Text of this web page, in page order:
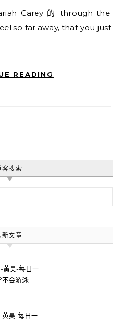
Carey 的 through the
so far away, that you just
READING
客搜索
新文章
昊-每日一
不会游泳
昊-每日一